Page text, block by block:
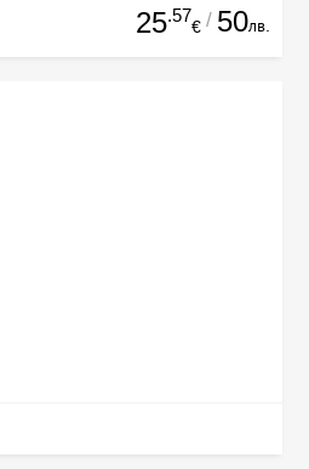
25.57
€ / 50лв.